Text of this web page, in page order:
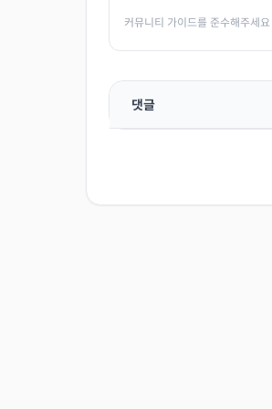
커뮤니티 가이드를 준수해주세요
댓글